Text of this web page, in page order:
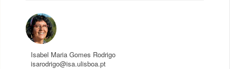
Isabel Maria Gomes Rodrigo
isarodrigo@isa.ulisboa.pt